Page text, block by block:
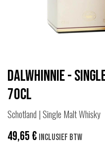
Dalwhinnie -
70cl
Schotland | Single Malt Whisky
49,65€ Inclusief btw